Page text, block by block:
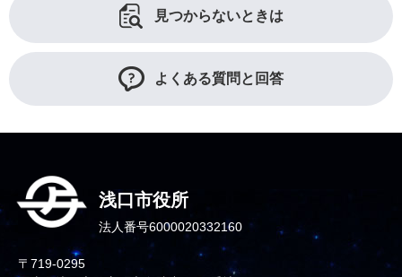
見つからないときは
よくある質問と回答
浅口市役所
法人番号6000020332160
〒719-0295